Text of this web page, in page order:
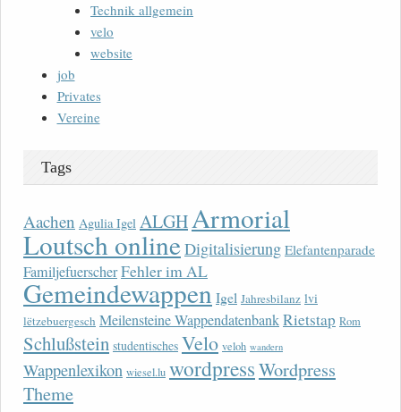
Technik allgemein
velo
website
job
Privates
Vereine
Tags
Aachen Agulia Igel ALGHArmorial
Loutsch onlineDigitalisierung Elefantenparade
FamiljefuerscherFehler im AL
Gemeindewappen Igel Jahresbilanz lvi
lëtzebuergesch Meilensteine WappendatenbankRietstap Rom
Schlußstein studentisches Velo veloh wandern
Wappenlexikon wiesel.lu wordpressWordpress
Theme